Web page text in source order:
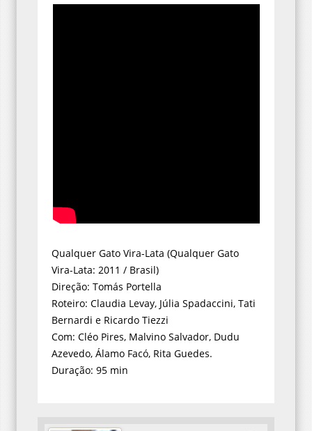
Qualquer Gato Vira-Lata (Qualquer Gato
Vira-Lata: 2011 / Brasil)
Direção: Tomás Portella
Roteiro: Claudia Levay, Júlia Spadaccini, Tati
Bernardi e Ricardo Tiezzi
Com: Cléo Pires, Malvino Salvador, Dudu
Azevedo, Álamo Facó, Rita Guedes.
Duração: 95 min